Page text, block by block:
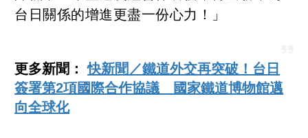
台日關係的增進更盡一份心力！」
更多新聞：快新聞／鐵道外交再突破！台日
簽署第2項國際合作協議 國家鐵道博物館邁
向全球化